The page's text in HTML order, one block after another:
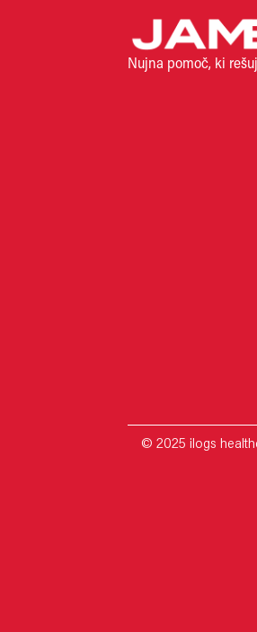
Nujna pomoč, ki
© 2025 ilogs